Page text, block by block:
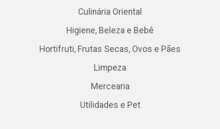
Culinária Oriental
Higiene, Beleza e Bebê
Hortifruti, Frutas Secas, Ovos e Pães
Limpeza
Mercearia
Utilidades e Pet